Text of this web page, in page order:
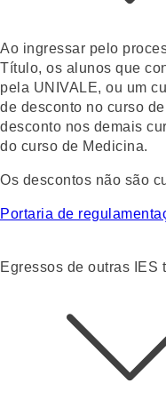
Ao ingressar pelo
Título, os alunos que
pela UNIVALE, ou um
de desconto no curso
desconto nos demais
do curso de Medicina.
Os descontos não são
Portaria de
Egressos de outras IES